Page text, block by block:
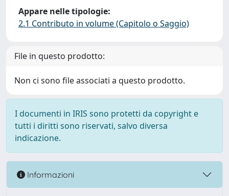
Appare nelle tipologie:
2.1 Contributo in volume (Capitolo o Saggio)
File in questo prodotto:
Non ci sono file associati a questo prodotto.
I documenti in IRIS sono protetti da copyright e
tutti i diritti sono riservati, salvo diversa
indicazione.
Informazioni